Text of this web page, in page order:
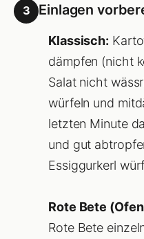
3 Einlagen
Klassisch:
dämpfen (nicht
Salat nicht
würfeln und
letzten Minute
und gut
Essiggurkerl
Rote Bete
Rote Bete